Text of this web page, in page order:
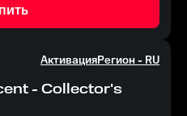
АктивацияРегион -RU
- Collector's